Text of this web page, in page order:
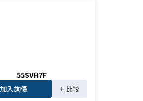
55SVH7F
加入詢價
+ 比較